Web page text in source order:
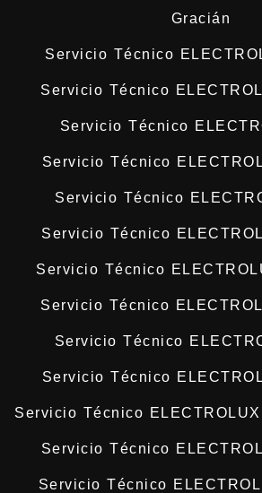
Gracián
Servicio Técnico
Servicio Técnico
Servicio Técnico
Servicio Técnico
Servicio Técnico
Servicio Técnico
Servicio Técnico
Servicio Técnico
Servicio Técnico
Servicio Técnico
Servicio Técnico
Servicio Técnico
Servicio Técnico